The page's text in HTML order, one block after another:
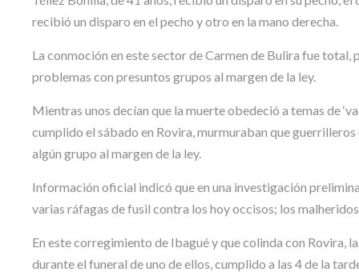
recibió un disparo en el pecho y otro en la mano derecha.
La conmoción en este sector de Carmen de Bulira fue
problemas con presuntos grupos al margen de la ley.
Mientras unos decían que la muerte obedeció a temas de
cumplido el sábado en Rovira, murmuraban que
algún grupo al margen de la ley.
Información oficial indicó que en una investigación
varias ráfagas de fusil contra los hoy occisos; los
En este corregimiento de Ibagué y que colinda con Rovira,
durante el funeral de uno de ellos, cumplido a las 4 de la